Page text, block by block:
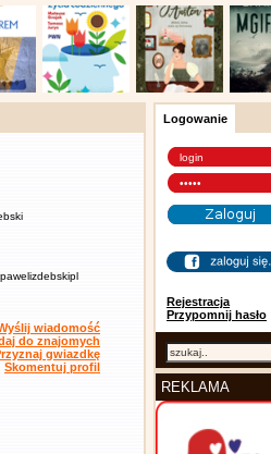
wiadomość
do znajomych
gwiazdkę
Skomentuj profil
Logowanie
Rejestracja
Przypomnij hasło
REKLAMA